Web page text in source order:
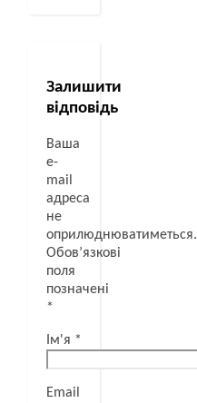
Залишити
відповідь
Ваша
e-
mail
адреса
не
оприлюднюватиметься.
Обов’язкові
поля
позначені
*
Ім'я *
Email